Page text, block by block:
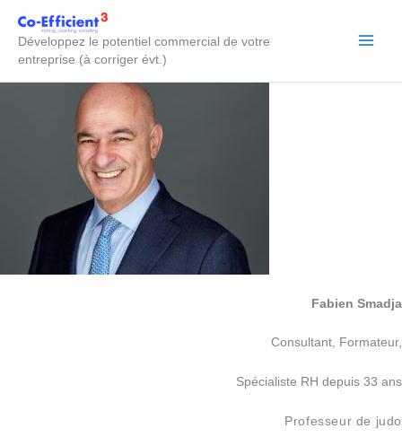
contenu
Développez le potentiel commercial de votre
entreprise (à corriger évt.)
Fabien Smadja
Consultant, Formateur,
Spécialiste RH depuis 33 ans
Professeur de judo